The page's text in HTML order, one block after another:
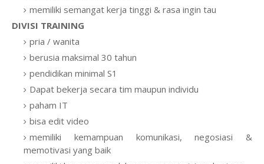
memiliki semangat kerja tinggi & rasa ingin tau
DIVISI TRAINING
pria / wanita
berusia maksimal 30 tahun
pendidikan minimal S1
Dapat bekerja secara tim maupun individu
paham IT
bisa edit video
memiliki kemampuan komunikasi, negosiasi &
memotivasi yang baik